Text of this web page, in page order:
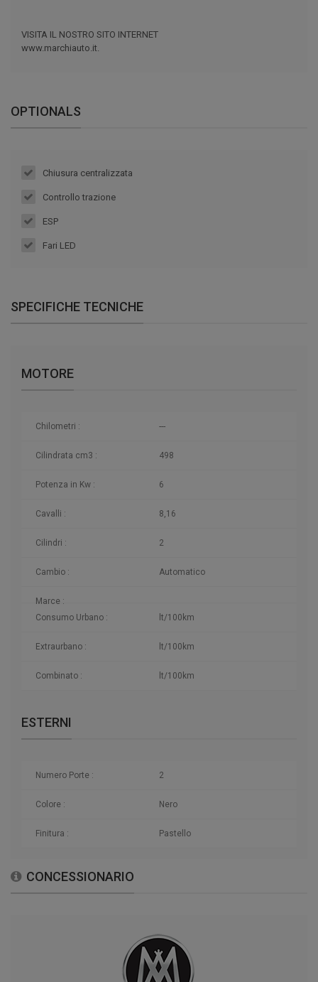
VISITA IL NOSTRO SITO INTERNET
www.marchiauto.it.
OPTIONALS
Chiusura centralizzata
Controllo trazione
ESP
Fari LED
SPECIFICHE TECNICHE
MOTORE
Chilometri : ---
Cilindrata cm3 : 498
Potenza in Kw : 6
Cavalli : 8,16
Cilindri : 2
Cambio : Automatico
Marce :
Consumo Urbano :
lt/100km
Extraurbano : lt/100km
Combinato : lt/100km
ESTERNI
Numero Porte : 2
Colore : Nero
Finitura : Pastello
CONCESSIONARIO